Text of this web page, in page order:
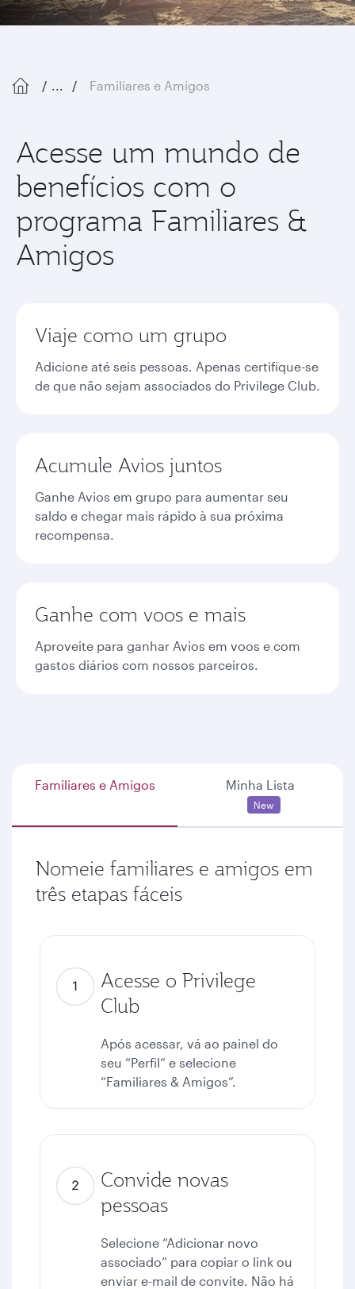
... Familiares e Amigos
Acesse um mundo de
benefícios com o
programa Familiares &
Amigos
Viaje como um grupo
Adicione até seis pessoas. Apenas certifique-se
de que não sejam associados do Privilege Club.
Acumule Avios juntos
Ganhe Avios em grupo para aumentar seu
saldo e chegar mais rápido à sua próxima
recompensa.
Ganhe com voos e mais
Aproveite para ganhar Avios em voos e com
gastos diários com nossos parceiros.
Familiares e Amigos Minha Lista
New
Nomeie familiares e amigos em
três etapas fáceis
Acesse o Privilege
Club
Após acessar, vá ao painel do
seu “Perfil” e selecione
“Familiares & Amigos”.
Convide novas
pessoas
Selecione “Adicionar novo
associado” para copiar o link ou
enviar e-mail de convite. Não há